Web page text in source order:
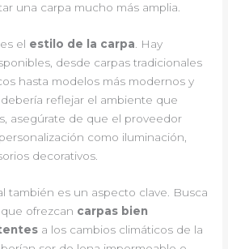
una carpa mucho más amplia.
el estilo de la carpa . Hay
desde carpas tradicionales
hasta modelos más modernos y
reflejar el ambiente que
asegúrate de que el proveedor
como iluminación,
decorativos.
también es un aspecto clave. Busca
ofrezcan carpas bien
a los cambios climáticos de la